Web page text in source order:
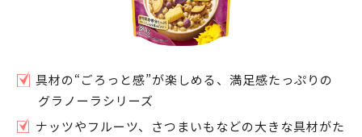
具材の“ごろっと感”が楽しめる、満足感たっぷりの
グラノーラシリーズ
ナッツやフルーツ、さつまいもなどの大きな具材がた